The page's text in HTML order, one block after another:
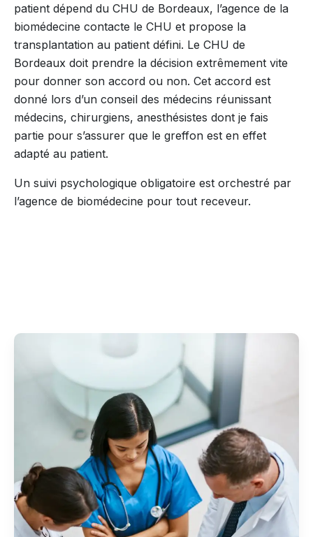
patient dépend du CHU de Bordeaux, l’agence de la
biomédecine contacte le CHU et propose la
transplantation au patient défini. Le CHU de
Bordeaux doit prendre la décision extrêmement vite
pour donner son accord ou non. Cet accord est
donné lors d’un conseil des médecins réunissant
médecins, chirurgiens, anesthésistes dont je fais
partie pour s’assurer que le greffon est en effet
adapté au patient.
Un suivi psychologique obligatoire est orchestré par
l’agence de biomédecine pour tout receveur.